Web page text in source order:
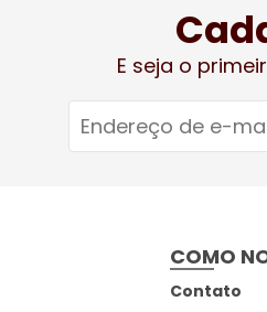
E seja o
COMO
Contato